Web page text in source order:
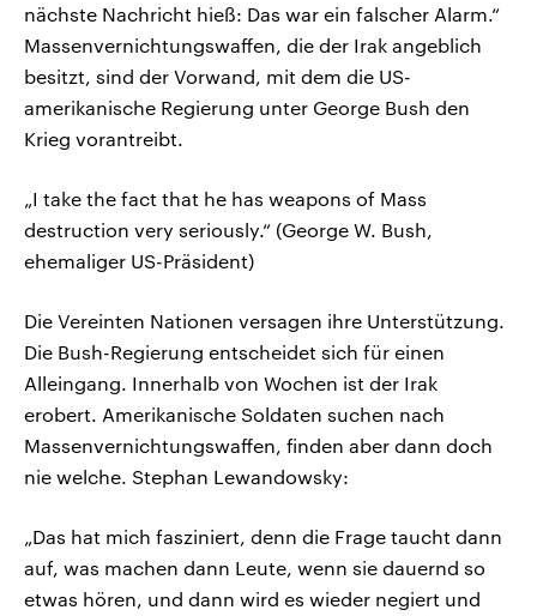
nächste Nachricht hieß: Das war ein falscher Alarm.“
Massenvernichtungswaffen, die der Irak angeblich
besitzt, sind der Vorwand, mit dem die US-
amerikanische Regierung unter George Bush den
Krieg vorantreibt.
„I take the fact that he has weapons of Mass
destruction very seriously.“ (George W. Bush,
ehemaliger US-Präsident)
Die Vereinten Nationen versagen ihre Unterstützung.
Die Bush-Regierung entscheidet sich für einen
Alleingang. Innerhalb von Wochen ist der Irak
erobert. Amerikanische Soldaten suchen nach
Massenvernichtungswaffen, finden aber dann doch
nie welche. Stephan Lewandowsky:
„Das hat mich fasziniert, denn die Frage taucht dann
auf, was machen dann Leute, wenn sie dauernd so
etwas hören, und dann wird es wieder negiert und